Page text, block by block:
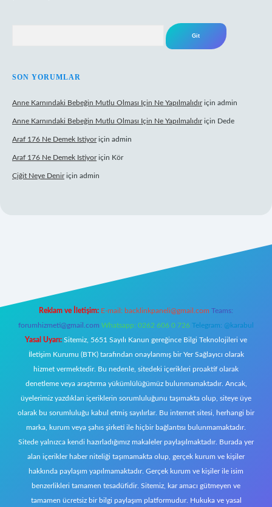
SON YORUMLAR
Anne Karnındaki Bebeğin Mutlu Olması Için Ne Yapılmalıdıriçin admin
Anne Karnındaki Bebeğin Mutlu Olması Için Ne Yapılmalıdıriçin Dede
Araf 176 Ne Demek Istiyoriçin admin
Araf 176 Ne Demek Istiyoriçin Kör
Çiğit Neye Deniriçin admin
Reklam ve İletişim: E-mail: backlinkpaneli@gmail.com Teams:
forumhizmeti@gmail.com Whatsapp: 0262 606 0 726 Telegram: @karabul
Yasal Uyarı: Sitemiz, 5651 Sayılı Kanun gereğince Bilgi Teknolojileri ve
İletişim Kurumu (BTK) tarafından onaylanmış bir Yer Sağlayıcı olarak
hizmet vermektedir. Bu nedenle, sitedeki içerikleri proaktif olarak
denetleme veya araştırma yükümlülüğümüz bulunmamaktadır. Ancak,
üyelerimiz yazdıkları içeriklerin sorumluluğunu taşımakta olup, siteye üye
olarak bu sorumluluğu kabul etmiş sayılırlar. Bu internet sitesi, herhangi bir
marka, kurum veya şahıs şirketi ile hiçbir bağlantısı bulunmamaktadır.
Sitede yalnızca kendi hazırladığımız makaleler paylaşılmaktadır. Burada yer
alan içerikler haber niteliği taşımamakta olup, gerçek kurum ve kişiler
hakkında paylaşım yapılmamaktadır. Gerçek kurum ve kişiler ile isim
benzerlikleri tamamen tesadüfidir. Sitemiz, kar amacı gütmeyen ve
tamamen ücretsiz bir bilgi paylaşım platformudur. Hukuka ve yasal